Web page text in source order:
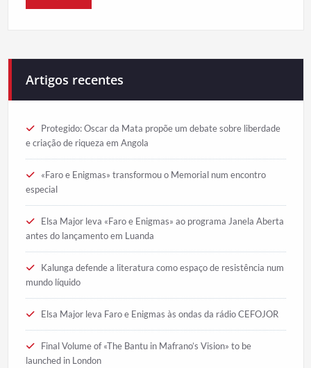
Artigos recentes
Protegido: Oscar da Mata propõe um debate sobre liberdade
e criação de riqueza em Angola
«Faro e Enigmas» transformou o Memorial num encontro
especial
Elsa Major leva «Faro e Enigmas» ao programa Janela Aberta
antes do lançamento em Luanda
Kalunga defende a literatura como espaço de resistência num
mundo líquido
Elsa Major leva Faro e Enigmas às ondas da rádio CEFOJOR
Final Volume of «The Bantu in Mafrano’s Vision» to be
launched in London